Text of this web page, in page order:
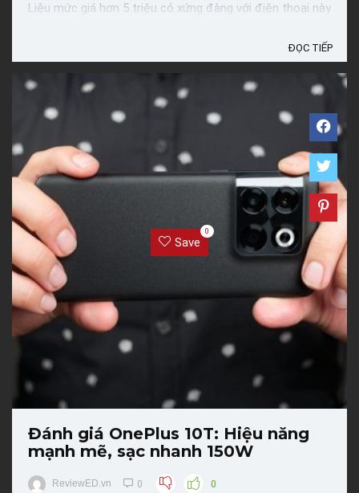
Liệu mức giá hơn 5 triệu có xứng đàng với điện thoại này
ĐỌC TIẾP
Save
0
Đánh giá OnePlus 10T: Hiệu năng
mạnh mẽ, sạc nhanh 150W
ReviewED.vn 0 0